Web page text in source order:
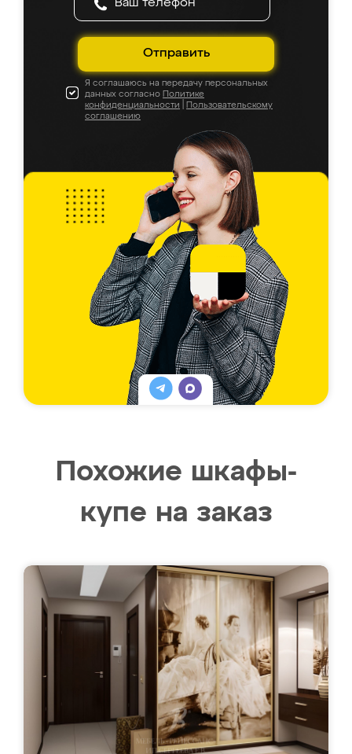
Отправить
Я соглашаюсь на передачу персональных
данных согласно Политике
конфиденциальности
Пользовательскому
соглашению
Похожие шкафы-
купе на заказ